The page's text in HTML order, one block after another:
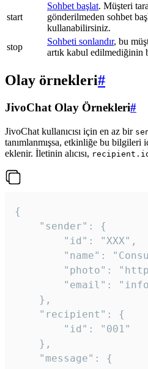
start
Sohbet başlat. Müşteri
gönderilmeden sohbet
kullanabilirsiniz.
stop
Sohbeti sonlandır, bu
artık kabul edilmediğinin
Olay örnekleri#
JivoChat Olay Örnekleri#
JivoChat kullanıcısı için en az bir
tanımlanmışsa, etkinliğe bu bilgileri
eklenir. İletinin alıcısı,
{